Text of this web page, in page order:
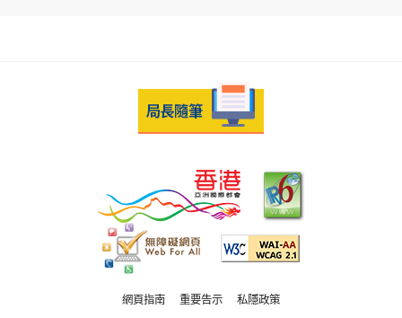
網頁指南 重要告示
私隱政策